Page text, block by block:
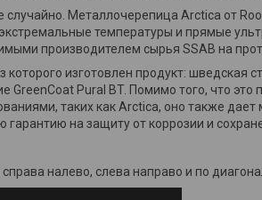
случайно. Металлочерепица Arctica от
температуры и прямые
производителем сырья SSAB на
изготовлен продукт: шведская
Pural BT. Помимо того, что
таких как Arctica, оно также
на защиту от коррозии и
налево, слева направо и по